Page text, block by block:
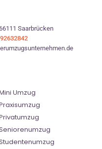
Saarbrücken
Umzug